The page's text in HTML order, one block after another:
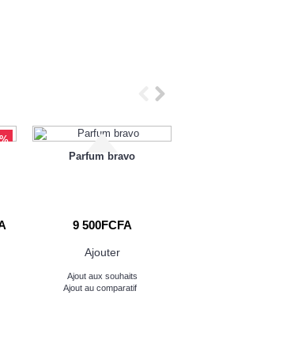
aux souhaits Ajout au comparatif
Parfum bravo
9 500FCFA
Ajouter
Ajout aux souhaits
Ajout au comparatif